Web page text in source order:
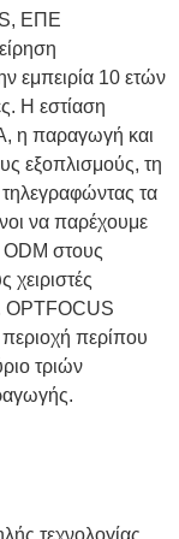
ΕΠΕ
εμπειρία 10 ετών
Η εστίαση
η παραγωγή και
εξοπλισμούς, τη
τα
να παρέχουμε
στους
χειριστές
OPTFOCUS
περίπου
τριών
τεχνολογίας